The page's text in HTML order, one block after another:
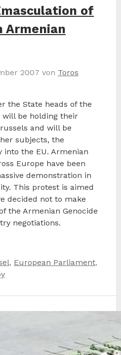
of
Armenian
2007 von Toros
the State heads of the
will be holding their
and will be
subjects, the
into the EU. Armenian
Europe have been
demonstration in
This protest is aimed
decided not to make
the Armenian Genocide
negotiations.
, European Parliament,